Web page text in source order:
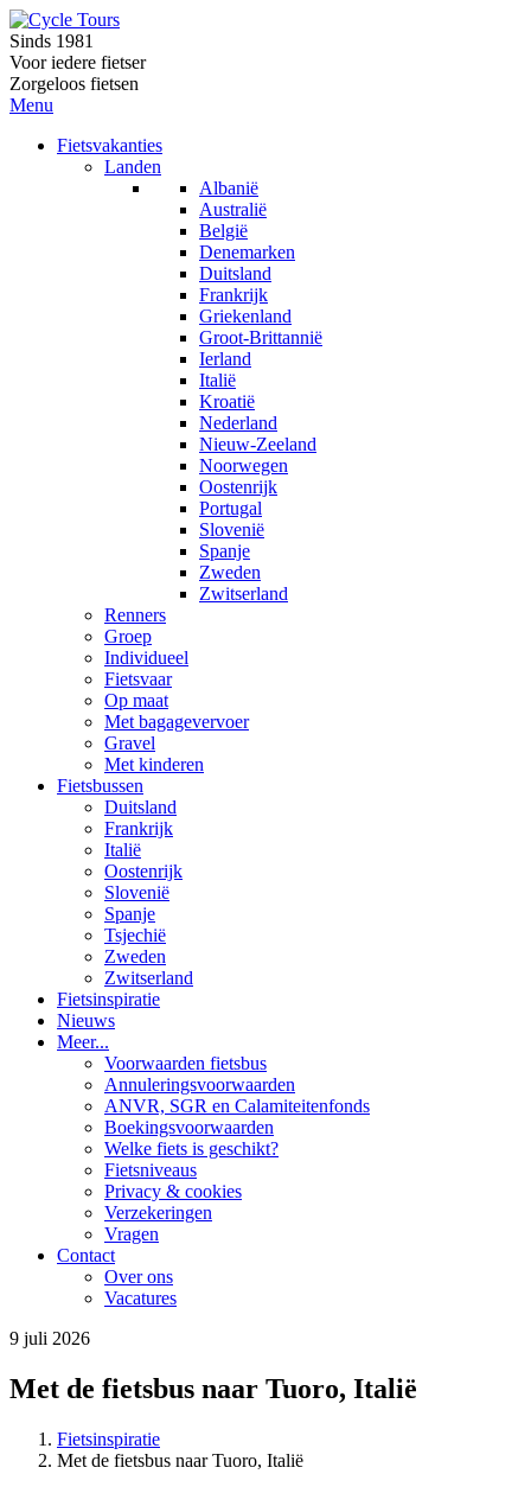
Sinds 1981
Voor iedere fietser
Zorgeloos fietsen
Menu
Fietsvakanties
Landen
Albanië
Australië
België
Denemarken
Duitsland
Frankrijk
Griekenland
Groot-Brittannië
Ierland
Italië
Kroatië
Nederland
Nieuw-Zeeland
Noorwegen
Oostenrijk
Portugal
Slovenië
Spanje
Zweden
Zwitserland
Renners
Groep
Individueel
Fietsvaar
Op maat
Met bagagevervoer
Gravel
Met kinderen
Fietsbussen
Duitsland
Frankrijk
Italië
Oostenrijk
Slovenië
Spanje
Tsjechië
Zweden
Zwitserland
Fietsinspiratie
Nieuws
Meer...
Voorwaarden fietsbus
Annuleringsvoorwaarden
ANVR, SGR en Calamiteitenfonds
Boekingsvoorwaarden
Welke fiets is geschikt?
Fietsniveaus
Privacy & cookies
Verzekeringen
Vragen
Contact
Over ons
Vacatures
9 juli 2026
Met de fietsbus naar Tuoro, Italië
Fietsinspiratie
Met de fietsbus naar Tuoro, Italië